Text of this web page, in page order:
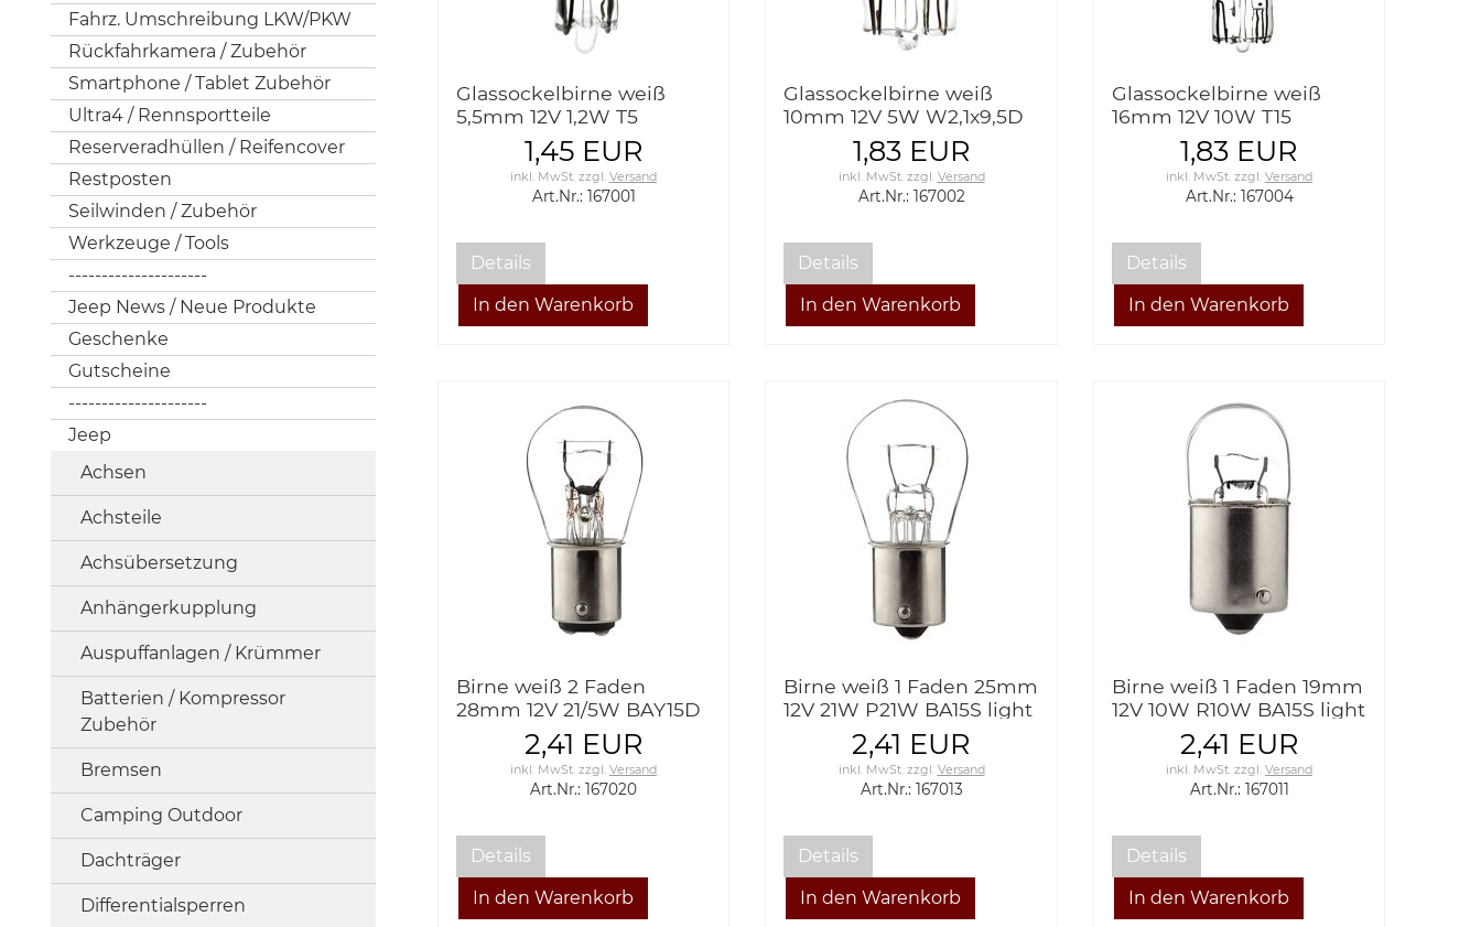
Fahrz. Umschreibung LKW/PKW
Rückfahrkamera / Zubehör
Smartphone / Tablet Zubehör
Ultra4 / Rennsportteile
Reserveradhüllen / Reifencover
Restposten
Seilwinden / Zubehör
Werkzeuge / Tools
---------------------
Jeep News / Neue Produkte
Geschenke
Gutscheine
---------------------
Jeep
Achsen
Achsteile
Achsübersetzung
Anhängerkupplung
Auspuffanlagen / Krümmer
Batterien / Kompressor
Zubehör
Bremsen
Camping Outdoor
Dachträger
Differentialsperren
Glassockelbirne weiß
5,5mm 12V 1,2W T5
W2x4.6d Jeep universal
1,45 EUR
inkl. MwSt. zzgl.Versand
Art.Nr.: 167001
Details
Glassockelbirne weiß
10mm 12V 5W W2,1x9,5D
Glass socket bulb white
1,83 EUR
inkl. MwSt.zzgl. Versand
Art.Nr.: 167002
Details
Glassockelbirne weiß
16mm 12V 10W T15
W2,1x9,5D Jeep universal
1,83 EUR
inkl. MwSt. zzgl.Versand
Art.Nr.: 167004
Details
Birne weiß 2 Faden
28mm 12V 21/5W BAY15D
light bulb white 2 thread
2,41 EUR
inkl. MwSt. zzgl.Versand
Art.Nr.: 167020
Details
Birne weiß 1 Faden 25mm
12V 21W P21W BA15S light
bulb white 1 thread
2,41 EUR
inkl. MwSt.zzgl. Versand
Art.Nr.: 167013
Details
Birne weiß 1 Faden 19mm
12V 10W R10W BA15S light
bulb white 1 thread
2,41 EUR
inkl. MwSt. zzgl.Versand
Art.Nr.: 167011
Details